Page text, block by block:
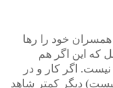
همسران خود را رها
که این اگر هم
نیست. اگر کار و در
دیگر کمتر شاهد